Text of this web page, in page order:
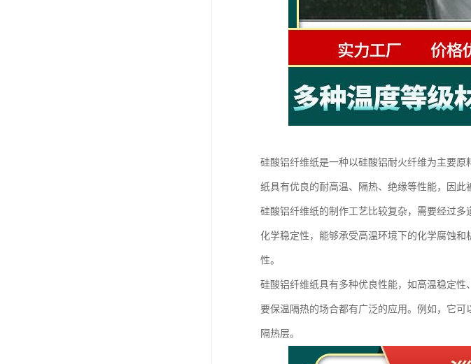
硅酸铝纤维纸是一种以硅酸铝耐火纤维为主要
纸具有优良的耐高温、隔热、绝缘等性能，因此
硅酸铝纤维纸的制作工艺比较复杂，需要经过
化学稳定性，能够承受高温环境下的化学腐蚀
性。
硅酸铝纤维纸具有多种优良性能，如高温稳定
要保温隔热的场合都有广泛的应用。例如，它
隔热层。